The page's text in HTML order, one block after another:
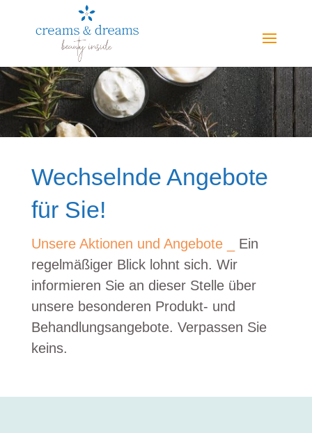
Wechselnde Angebote
für Sie!
Unsere Aktionen und Angebote _
Ein
regelmäßiger Blick lohnt sich. Wir
informieren Sie an dieser Stelle über
unsere besonderen Produkt- und
Behandlungsangebote. Verpassen Sie
keins.